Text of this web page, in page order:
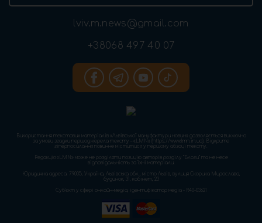
lviv.m.news@gmail.com
+38068 497 40 07
Використання текстових матеріалів «Львівської мануфактури новин» дозволяється виключно
за умови згадки першоджерела тексту – «LMN» (https://www.lmn.in.ua). Відкрите
гіперпосилання повинне міститися у першому абзаці тексту.
Редакція «LMN» може не розділяти позицію авторів розділу “Блоги” та не несе
відповідальність за їхні матеріали.
Юридична адреса: 79005, Україна, Львівська обл., місто Львів, вулиця Скорика Мирослава,
будинок, 31, кабінет, 23
Cуб'єкт у сфері онлайн-медіа; ідентифікатор медіа - R40-03621